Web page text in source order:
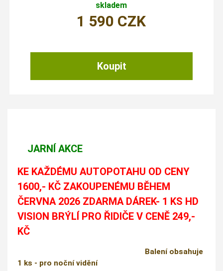
skladem
1 590 CZK
JARNÍ AKCE
KE KAŽDÉMU AUTOPOTAHU OD CENY
1600,- KČ ZAKOUPENÉMU BĚHEM
ČERVNA 2026 ZDARMA DÁREK- 1 KS HD
VISION BRÝLÍ PRO ŘIDIČE V CENĚ 249,-
KČ
Balení obsahuje
1 ks - pro noční vidění